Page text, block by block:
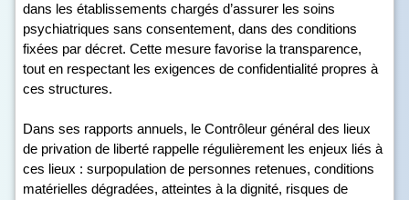
dans les établissements chargés d’assurer les soins
psychiatriques sans consentement, dans des conditions
fixées par décret. Cette mesure favorise la transparence,
tout en respectant les exigences de confidentialité propres à
ces structures.
Dans ses rapports annuels, le Contrôleur général des lieux
de privation de liberté rappelle régulièrement les enjeux liés à
ces lieux : surpopulation de personnes retenues, conditions
matérielles dégradées, atteintes à la dignité, risques de